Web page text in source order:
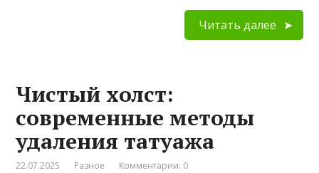
Читать далее
Чистый холст:
современные методы
удаления татуажа
22.07.2025 Разное Комментарии: 0